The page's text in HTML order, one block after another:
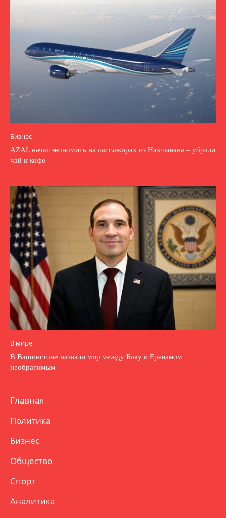
Бизнес
AZAL начал экономить на пассажирах из Нахчывана – убрали
чай и кофе
В мире
В Вашингтоне назвали мир между Баку и Ереваном
необратимым
Главная
Политика
Бизнес
Общество
Спорт
Аналитика